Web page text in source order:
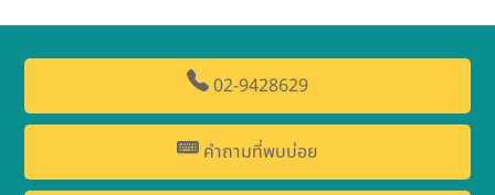
02-9428629
คำถามที่พบบ่อย